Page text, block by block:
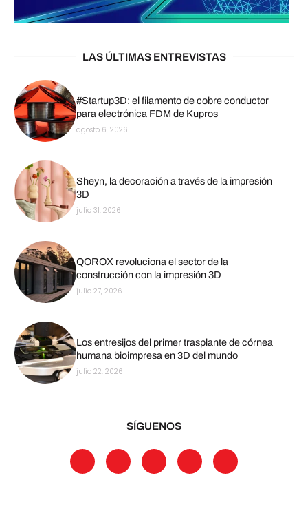
LAS ÚLTIMAS ENTREVISTAS
#Startup3D: el filamento de cobre conductor
para electrónica FDM de Kupros
agosto 6, 2026
Sheyn, la decoración a través de la impresión
3D
julio 31, 2026
QOROX revoluciona el sector de la
construcción con la impresión 3D
julio 27, 2026
Los entresijos del primer trasplante de córnea
humana bioimpresa en 3D del mundo
julio 22, 2026
SÍGUENOS